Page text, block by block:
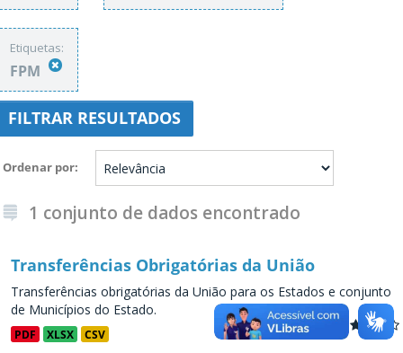
Etiquetas:
FPM
FILTRAR RESULTADOS
Ordenar por
1 conjunto de dados encontrado
Transferências Obrigatórias da União
Transferências obrigatórias da União para os Estados e conjunto
de Municípios do Estado.
PDF XLSX CSV